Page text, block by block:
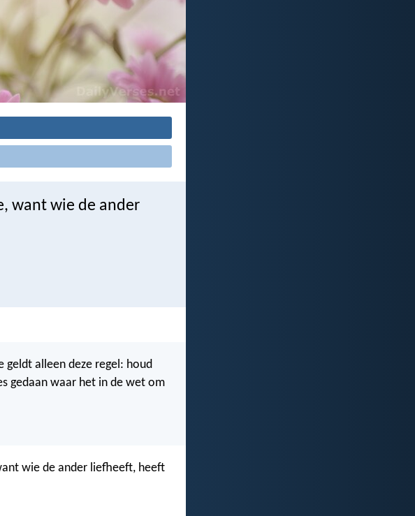
want wie de ander
geldt alleen deze regel: houd
gedaan waar het in de wet om
wie de ander liefheeft, heeft